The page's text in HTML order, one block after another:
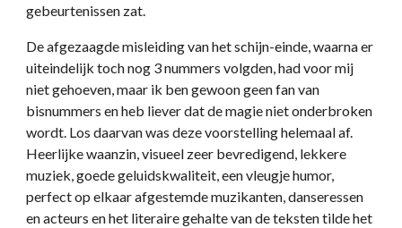
gebeurtenissen zat.
De afgezaagde misleiding van het schijn-einde, waarna er
uiteindelijk toch nog 3 nummers volgden, had voor mij
niet gehoeven, maar ik ben gewoon geen fan van
bisnummers en heb liever dat de magie niet onderbroken
wordt. Los daarvan was deze voorstelling helemaal af.
Heerlijke waanzin, visueel zeer bevredigend, lekkere
muziek, goede geluidskwaliteit, een vleugje humor,
perfect op elkaar afgestemde muzikanten, danseressen
en acteurs en het literaire gehalte van de teksten tilde het